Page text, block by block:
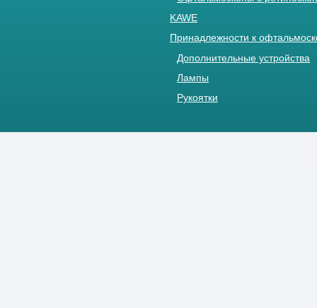
KAWE
Принадлежности к
Дополнительные устройства
Лампы
Рукоятки